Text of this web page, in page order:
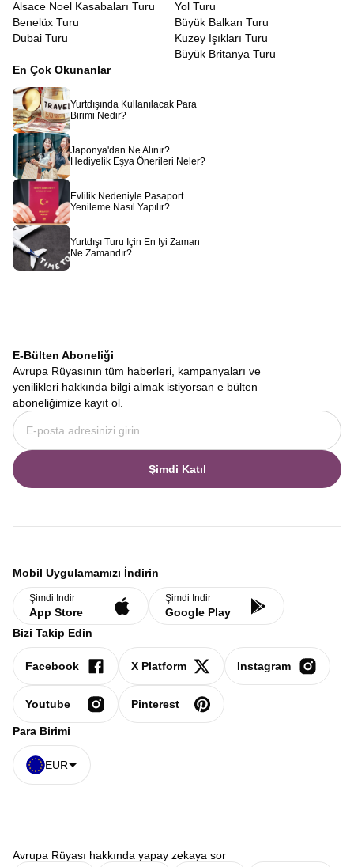
Alsace Noel Kasabaları Turu
Benelüx Turu
Dubai Turu
Yol Turu
Büyük Balkan Turu
Kuzey Işıkları Turu
Büyük Britanya Turu
En Çok Okunanlar
Yurtdışında Kullanılacak Para
Birimi Nedir?
Japonya'dan Ne Alınır?
Hediyelik Eşya Önerileri Neler?
Evlilik Nedeniyle Pasaport
Yenileme Nasıl Yapılır?
Yurtdışı Turu İçin En İyi Zaman
Ne Zamandır?
E-Bülten Aboneliği
Avrupa Rüyasının tüm haberleri, kampanyaları ve
yenilikleri hakkında bilgi almak istiyorsan e bülten
aboneliğimize kayıt ol.
Şimdi Katıl
Mobil Uygulamamızı İndirin
Şimdi İndir
App Store
Şimdi İndir
Google Play
Bizi Takip Edin
Facebook X Platform Instagram
Youtube Pinterest
Para Birimi
EUR
Avrupa Rüyası hakkında yapay zekaya sor